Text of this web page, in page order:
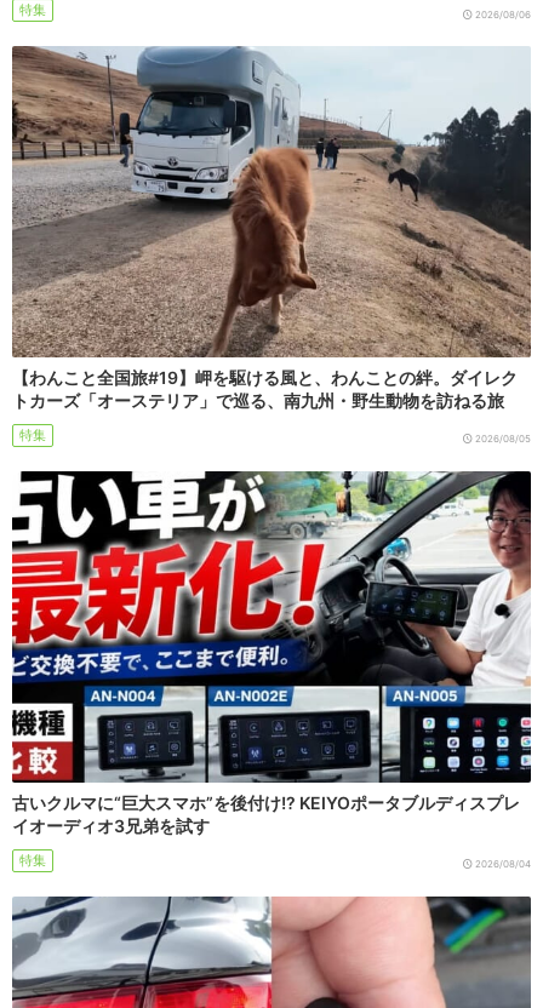
特集 2026/08/06
【わんこと全国旅#19】岬を駆ける風と、わんことの絆。ダイレク
トカーズ「オーステリア」で巡る、南九州・野生動物を訪ねる旅
特集 2026/08/05
古いクルマに“巨大スマホ”を後付け!? KEIYOポータブルディスプレ
イオーディオ3兄弟を試す
特集 2026/08/04